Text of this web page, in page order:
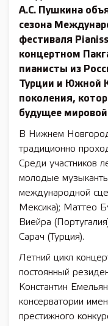
А.С. Пушкина
сезона
фестиваля
концертном
пианисты из
Турции и Южной
поколения,
будущее
В Нижнем
традиционно
Среди участников
молодые
международной
Мексика); Маттео
Виейра
Сарач (Турция).
Летний цикл
постоянный
Константин
консерватории
престижного